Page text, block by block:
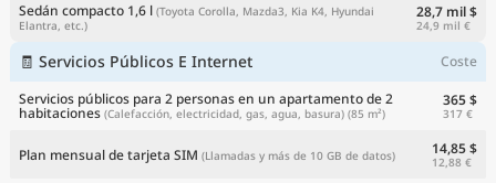
Sedán compacto 1,6 l (Toyota Corolla, Mazda3, Kia K4, Hyundai
Elantra, etc.)
28,7 mil $
24,9 mil €
🧾 Servicios Públicos E Internet
Coste
Servicios públicos para 2 personas en un apartamento de 2
habitaciones (Calefacción, electricidad, gas, agua, basura) (85 m²)
365 $
317 €
Plan mensual de tarjeta SIM (Llamadas y más de 10 GB de datos) 14,85 $
12,88 €